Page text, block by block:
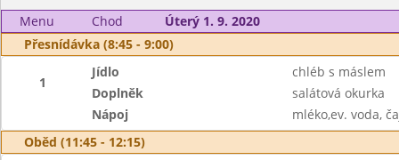
Menu Chod
Úterý 1. 9. 2020
Přesnídávka (8:45 - 9:00)
1
Jídlo
chléb s máslem
Doplněk
salátová okurka
Nápoj
mléko,ev. voda,
Oběd (11:45 - 12:15)